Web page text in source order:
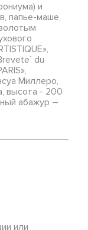
и
папье-маше,
du
Миллеро,
высота - 200
абажур –
или